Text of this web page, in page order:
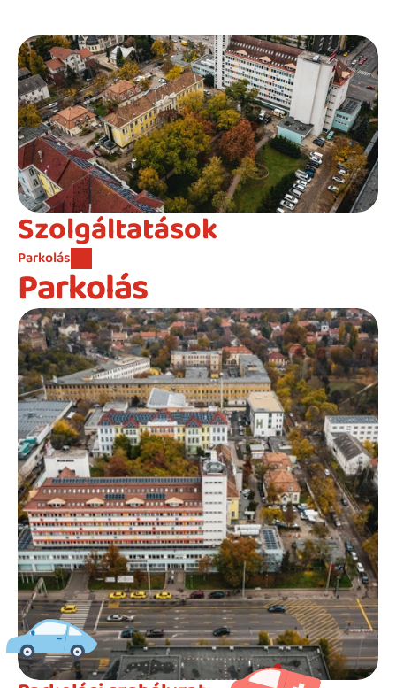
Intézet
Szülőknek
Gyerekeknek
HEIM Akadémia
Karrier
Szolgáltatások
Parkolás
Parkolás